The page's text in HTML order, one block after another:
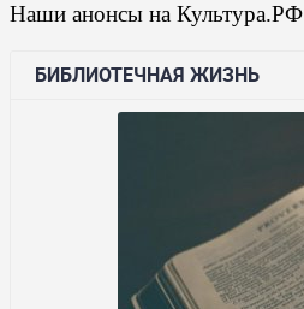
Наши анонсы на Культура.РФ